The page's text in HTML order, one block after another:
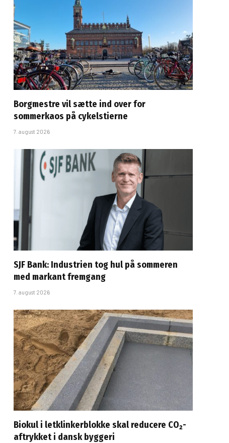
Borgmestre vil sætte ind over for
sommerkaos på cykelstierne
7. august 2026
SJF Bank: Industrien tog hul på sommeren
med markant fremgang
7. august 2026
Biokul i letklinkerblokke skal reducere CO₂-
aftrykket i dansk byggeri